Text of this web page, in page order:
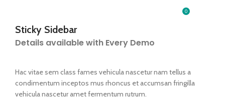
0 /
Sticky Sidebar
Details available with Every Demo
Hac vitae sem class fames vehicula nascetur nam tellus a
condimentum inceptos mus rhoncus et accumsan fringilla
vehicula nascetur amet fermentum rutrum.